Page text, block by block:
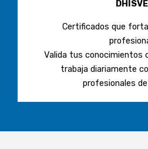
DHISVE
Certificados que
Valida tus conocimientos
trabaja diariamente
profesionales